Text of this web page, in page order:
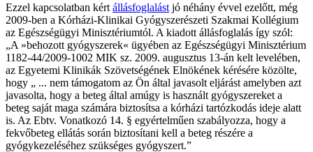
Ezzel kapcsolatban kért állásfoglalást jó néhány évvel ezelőtt, még
2009-ben a Kórházi-Klinikai Gyógyszerészeti Szakmai Kollégium
az Egészségügyi Minisztériumtól. A kiadott állásfoglalás így szól:
„A »behozott gyógyszerek« ügyében az Egészségügyi Minisztérium
1182-44/2009-1002 MIK sz. 2009. augusztus 13-án kelt levelében,
az Egyetemi Klinikák Szövetségének Elnökének kérésére közölte,
hogy „ ... nem támogatom az Ön által javasolt eljárást amelyben azt
javasolta, hogy a beteg által amúgy is használt gyógyszereket a
beteg saját maga számára biztosítsa a kórházi tartózkodás ideje alatt
is. Az Ebtv. Vonatkozó 14. § egyértelműen szabályozza, hogy a
fekvőbeteg ellátás során biztosítani kell a beteg részére a
gyógykezeléséhez szükséges gyógyszert.”